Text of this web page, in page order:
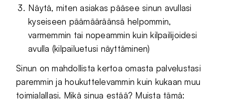
Näytä, miten asiakas pääsee sinun avullasi
kyseiseen päämääräänsä helpommin,
varmemmin tai nopeammin kuin kilpailijoidesi
avulla (kilpailuetusi näyttäminen)
Sinun on mahdollista kertoa omasta palvelustasi
paremmin ja houkuttelevammin kuin kukaan muu
toimialallasi. Mikä sinua estää? Muista tämä: